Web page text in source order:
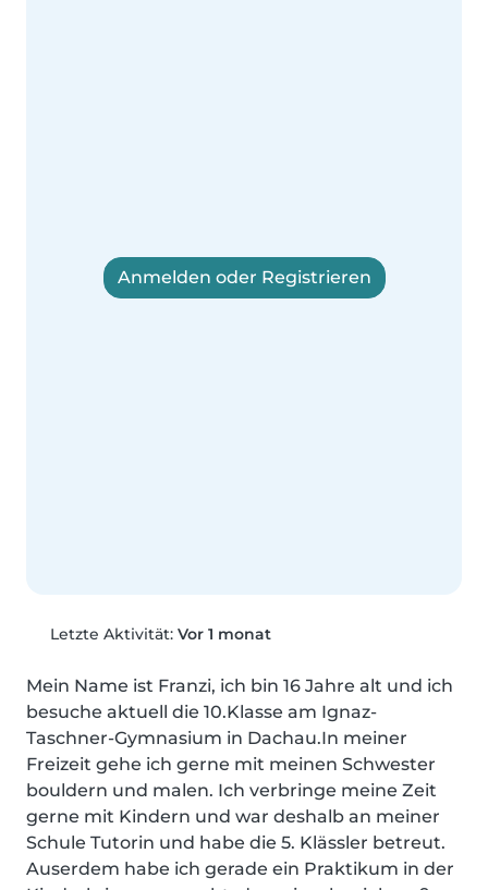
Anmelden oder Registrieren
Letzte Aktivität: Vor 1 monat
Mein Name ist Franzi, ich bin 16 Jahre alt und ich
besuche aktuell die 10.Klasse am Ignaz-
Taschner-Gymnasium in Dachau.In meiner
Freizeit gehe ich gerne mit meinen Schwester
bouldern und malen. Ich verbringe meine Zeit
gerne mit Kindern und war deshalb an meiner
Schule Tutorin und habe die 5. Klässler betreut.
Auserdem habe ich gerade ein Praktikum in der